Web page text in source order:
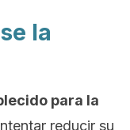
la
para la
reducir su